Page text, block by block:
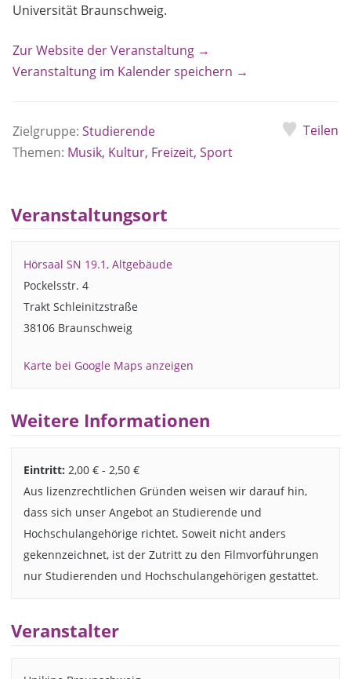
Universität Braunschweig.
Zur Website der Veranstaltung →
Veranstaltung im Kalender speichern →
Zielgruppe: Studierende
Themen: Musik, Kultur, Freizeit, Sport
Teilen
Veranstaltungsort
Hörsaal SN 19.1, Altgebäude
Pockelsstr. 4
Trakt Schleinitzstraße
38106 Braunschweig
Karte bei Google Maps anzeigen
Weitere Informationen
Eintritt: 2,00 € - 2,50 €
Aus lizenzrechtlichen Gründen weisen wir darauf hin,
dass sich unser Angebot an Studierende und
Hochschulangehörige richtet. Soweit nicht anders
gekennzeichnet, ist der Zutritt zu den Filmvorführungen
nur Studierenden und Hochschulangehörigen gestattet.
Veranstalter